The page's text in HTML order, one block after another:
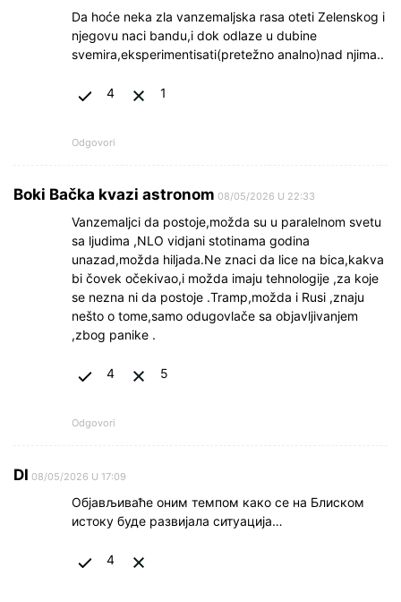
Da hoće neka zla vanzemaljska rasa oteti Zelenskog i
njegovu naci bandu,i dok odlaze u dubine
svemira,eksperimentisati(pretežno analno)nad njima..
4 1
Odgovori
Boki Bačka kvazi astronom 08/05/2026 U 22:33
Vanzemaljci da postoje,možda su u paralelnom svetu
sa ljudima ,NLO vidjani stotinama godina
unazad,možda hiljada.Ne znaci da lice na bica,kakva
bi čovek očekivao,i možda imaju tehnologije ,za koje
se nezna ni da postoje .Tramp,možda i Rusi ,znaju
nešto o tome,samo odugovlače sa objavljivanjem
,zbog panike .
4 5
Odgovori
DI 08/05/2026 U 17:09
Објављиваће оним темпом како се на Блиском
истоку буде развијала ситуација…
4